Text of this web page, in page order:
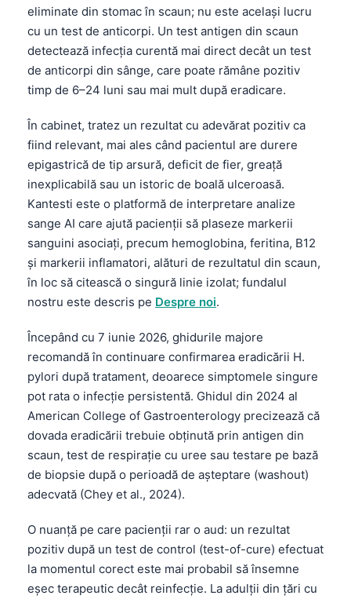
eliminate din stomac în scaun; nu este același lucru
cu un test de anticorpi. Un test antigen din scaun
detectează infecția curentă mai direct decât un test
de anticorpi din sânge, care poate rămâne pozitiv
timp de 6–24 luni sau mai mult după eradicare.
În cabinet, tratez un rezultat cu adevărat pozitiv ca
fiind relevant, mai ales când pacientul are durere
epigastrică de tip arsură, deficit de fier, greață
inexplicabilă sau un istoric de boală ulceroasă.
Kantesti este o platformă de interpretare analize
sange AI care ajută pacienții să plaseze markerii
sanguini asociați, precum hemoglobina, feritina, B12
și markerii inflamatori, alături de rezultatul din scaun,
în loc să citească o singură linie izolat; fundalul
nostru este descris pe Despre noi.
Începând cu 7 iunie 2026, ghidurile majore
recomandă în continuare confirmarea eradicării H.
pylori după tratament, deoarece simptomele singure
pot rata o infecție persistentă. Ghidul din 2024 al
American College of Gastroenterology precizează că
dovada eradicării trebuie obținută prin antigen din
scaun, test de respirație cu uree sau testare pe bază
de biopsie după o perioadă de așteptare (washout)
adecvată (Chey et al., 2024).
O nuanță pe care pacienții rar o aud: un rezultat
pozitiv după un test de control (test-of-cure) efectuat
la momentul corect este mai probabil să însemne
eșec terapeutic decât reinfecție. La adulții din țări cu